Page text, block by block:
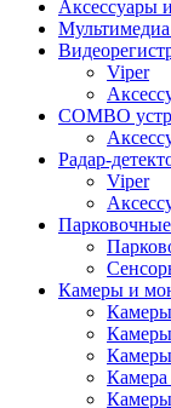
Аксессуары
Viper
COMBO
Радар-
Viper
Камеры и
Камеры
Камеры
Камеры
Камеры